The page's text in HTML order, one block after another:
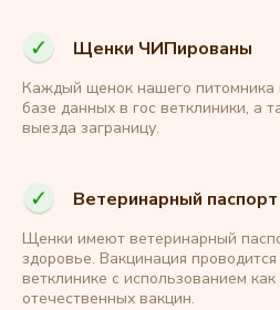
Щенки ЧИПированы
Каждый щенок нашего
базе данных в гос ветклиники, а
выезда заграницу.
Ветеринарный паспорт
Щенки имеют ветеринарный
здоровье. Вакцинация
ветклинике с использованием
отечественных вакцин.